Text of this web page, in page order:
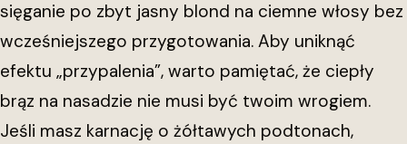
sięganie po zbyt jasny blond na ciemne włosy bez
wcześniejszego przygotowania. Aby uniknąć
efektu „przypalenia”, warto pamiętać, że ciepły
brąz na nasadzie nie musi być twoim wrogiem.
Jeśli masz karnację o żółtawych podtonach,